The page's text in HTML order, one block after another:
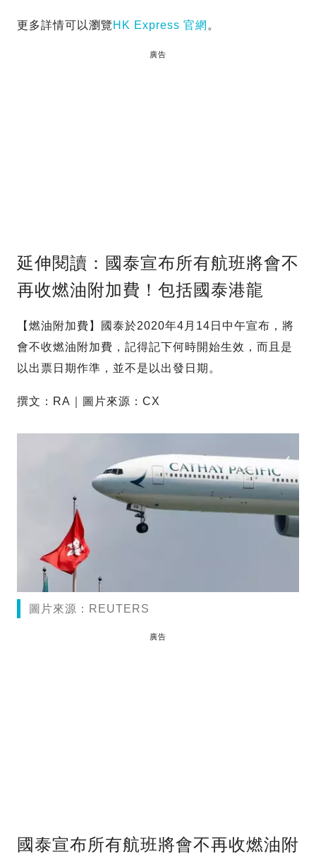
更多詳情可以瀏覽 HK Express 官網 。
廣告
延伸閱讀：國泰宣布所有航班將會不
再收燃油附加費！包括國泰港龍
【燃油附加費】國泰於2020年4月14日中午宣布，將
會不收燃油附加費，記得記下何時開始生效，而且是
以出票日期作準，並不是以出發日期。
撰文：RA｜圖片來源：CX
圖片來源：REUTERS
廣告
國泰宣布所有航班將會不再收燃油附